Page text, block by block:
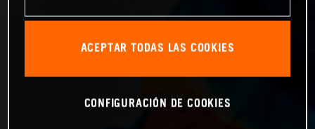
ACEPTAR TODAS LAS COOKIES
CONFIGURACIÓN DE COOKIES